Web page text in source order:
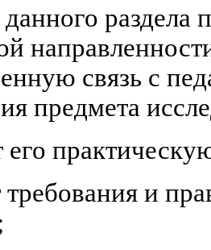
раздела
связь с
предмета
его
требования и